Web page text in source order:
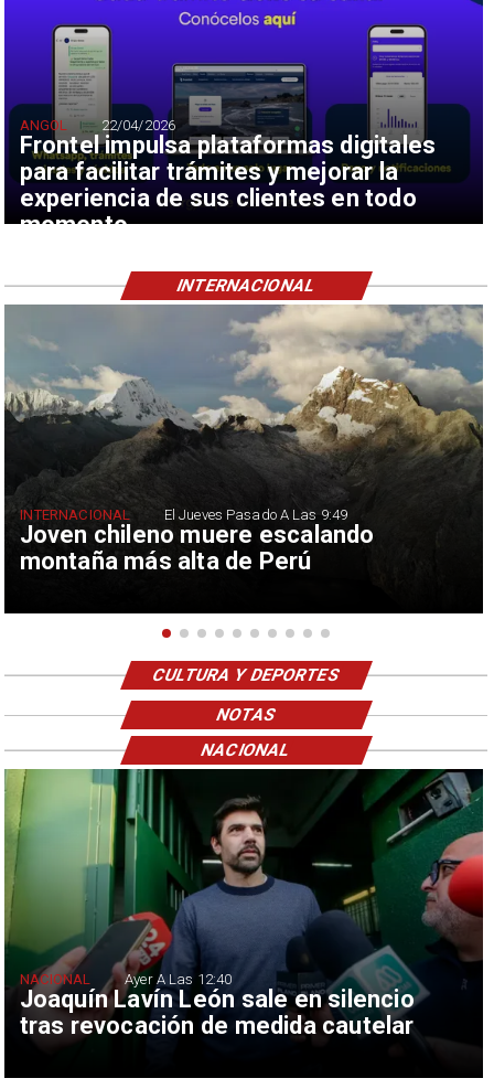
Frontel impulsa plataformas digitales
para facilitar trámites y mejorar la
experiencia de sus clientes en todo
momento
ANGOL 22/04/2026
Joven chileno muere escalando
montaña más alta de Perú
INTERNACIONAL El Jueves Pasado A Las 9:49
INTERNACIONAL
CULTURA Y DEPORTES
NOTAS
Joaquín Lavín León sale en silencio
tras revocación de medida cautelar
NACIONAL Ayer A Las 12:40
NACIONAL